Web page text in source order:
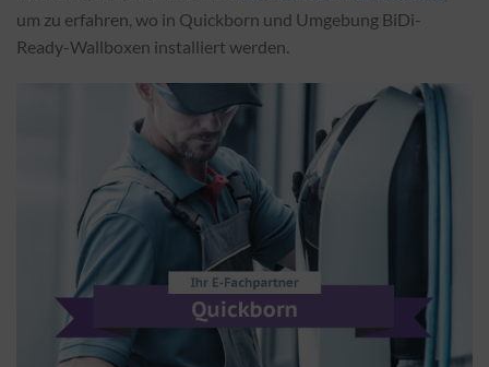
um zu erfahren, wo in Quickborn und Umgebung BiDi-
Ready-Wallboxen installiert werden.